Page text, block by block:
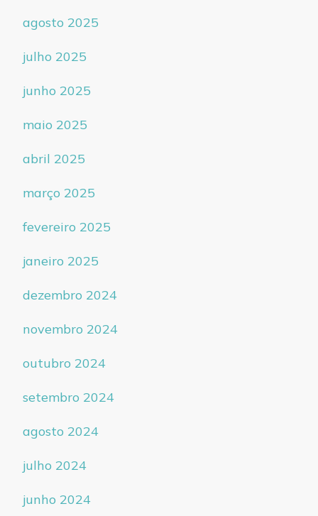
agosto 2025
julho 2025
junho 2025
maio 2025
abril 2025
março 2025
fevereiro 2025
janeiro 2025
dezembro 2024
novembro 2024
outubro 2024
setembro 2024
agosto 2024
julho 2024
junho 2024